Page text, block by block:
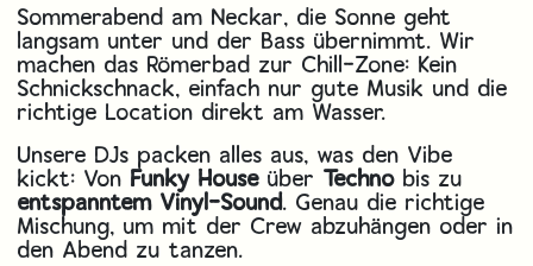
Sommerabend am Neckar, die Sonne geht
langsam unter und der Bass übernimmt. Wir
machen das Römerbad zur Chill-Zone: Kein
Schnickschnack, einfach nur gute Musik und die
richtige Location direkt am Wasser.
Unsere DJs packen alles aus, was den Vibe
kickt: Von Funky House über Techno bis zu
entspanntem Vinyl-Sound. Genau die richtige
Mischung, um mit der Crew abzuhängen oder in
den Abend zu tanzen.